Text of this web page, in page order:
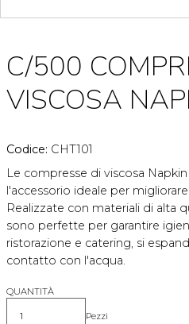
C/500
VISCOSA
Codice: CHT101
Le compresse di viscosa
l'accessorio ideale per
Realizzate con materiali di alta
sono perfette per garantire
ristorazione e catering, si
contatto con l'acqua.
QUANTITÀ
Quantità Pezzi